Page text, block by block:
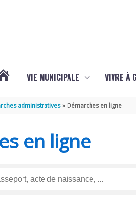
VIE MUNICIPALE VIVRE À
administratives Démarches en ligne
en ligne